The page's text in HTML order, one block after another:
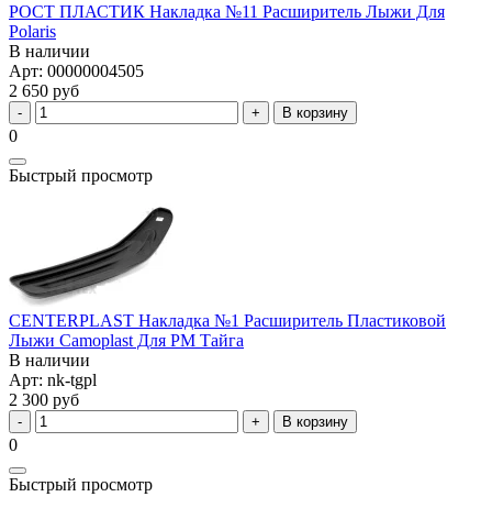
РОСТ ПЛАСТИК Накладка №11 Расширитель Лыжи Для
Polaris
В наличии
Арт: 00000004505
2 650 руб
В корзину
0
Быстрый просмотр
CENTERPLAST Накладка №1 Расширитель Пластиковой
Лыжи Camoplast Для РМ Тайга
В наличии
Арт: nk-tgpl
2 300 руб
В корзину
0
Быстрый просмотр